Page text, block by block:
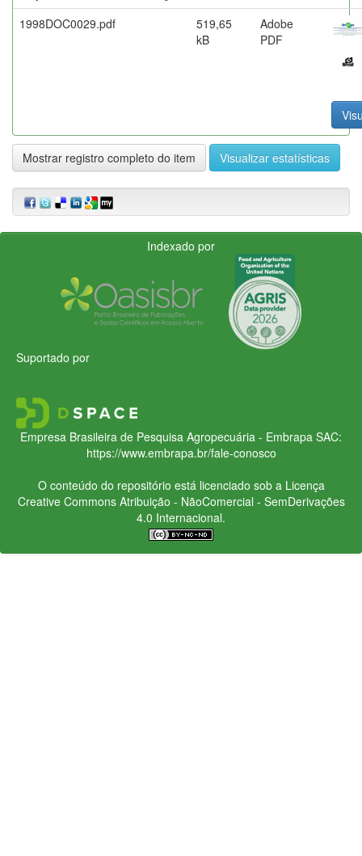
1998DOC0029.pdf
519,65
kB
Adobe
PDF
Mostrar registro completo do item Visualizar estatísticas
Indexado por
Suportado por
Empresa Brasileira de Pesquisa Agropecuária - Embrapa SAC:
https://www.embrapa.br/fale-conosco
O conteúdo do repositório está licenciado sob a Licença
Creative CommonsAtribuição - NãoComercial - SemDerivações
4.0 Internacional.